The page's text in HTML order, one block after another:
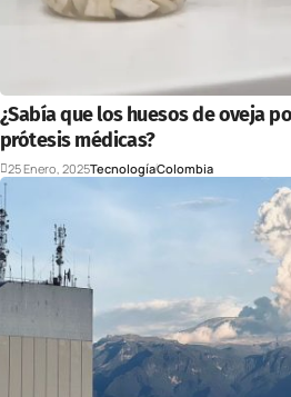
¿Sabía que los huesos de oveja
prótesis médicas?
25 Enero, 2025TecnologíaColombia